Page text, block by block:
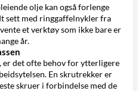
olje kan også forlenge
sett med ringgaffelnykler fra
et verktøy som ikke bare er
år.
det ofte behov for ytterligere
En skrutrekker er
skruer i forbindelse med de